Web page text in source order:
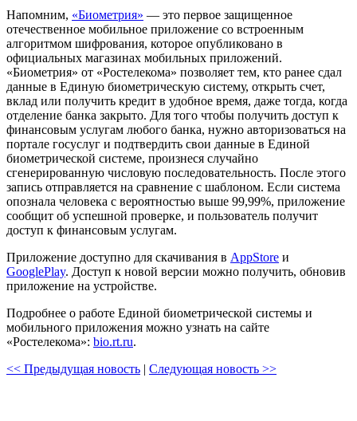
Напомним, «Биометрия» — это первое защищенное
отечественное мобильное приложение со встроенным
алгоритмом шифрования, которое опубликовано в
официальных магазинах мобильных приложений.
«Биометрия» от «Ростелекома» позволяет тем, кто ранее сдал
данные в Единую биометрическую систему, открыть счет,
вклад или получить кредит в удобное время, даже тогда, когда
отделение банка закрыто. Для того чтобы получить доступ к
финансовым услугам любого банка, нужно авторизоваться на
портале госуслуг и подтвердить свои данные в Единой
биометрической системе, произнеся случайно
сгенерированную числовую последовательность. После этого
запись отправляется на сравнение с шаблоном. Если система
опознала человека с вероятностью выше 99,99%, приложение
сообщит об успешной проверке, и пользователь получит
доступ к финансовым услугам.
Приложение доступно для скачивания в AppStore и
GooglePlay. Доступ к новой версии можно получить, обновив
приложение на устройстве.
Подробнее о работе Единой биометрической системы и
мобильного приложения можно узнать на сайте
«Ростелекома»: bio.rt.ru.
<< Предыдущая новость | Следующая новость >>